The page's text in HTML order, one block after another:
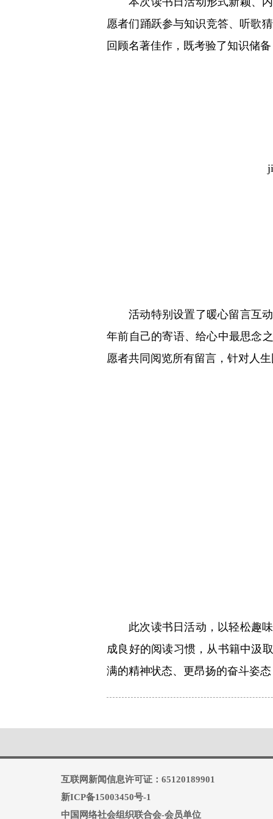
愿者们踊跃参与知识竞答、听歌
回顾名著佳作，既考验了知识储
活动特别设置了暖心留言互
年前自己的寄语、给心中最思念
愿者共同阅览所有留言，针对人
此次读书日活动，以轻松趣
成良好的阅读习惯，从书籍中汲
满的精神状态、更昂扬的奋斗姿
互联网新闻信息许可证：65120189901
新ICP备15003450号-1
中国网络社会组织联合会-会员单位